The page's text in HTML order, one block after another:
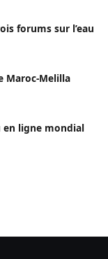
forums sur l’eau
Maroc-Melilla
en ligne mondial